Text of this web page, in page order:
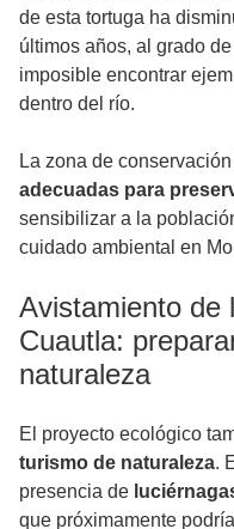
de esta tortuga ha
últimos años, al grado
imposible encontrar
dentro del río.
La zona de
adecuadas para
sensibilizar a la
cuidado ambiental en
Avistamiento de
Cuautla:
naturaleza
El proyecto ecológico
turismo de naturaleza.
presencia de
que próximamente